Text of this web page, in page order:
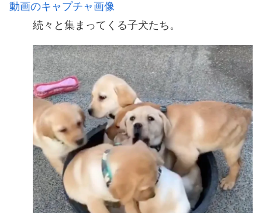
動画のキャプチャ画像
続々と集まってくる子犬たち。